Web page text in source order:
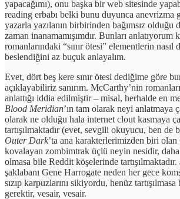
yapacağımı), onu başka bir web sitesinde
reading erbabı belki bunu duyunca anevrizma
yazarla yazılanın birbirinden bağımsız olduğu
zaman inanamamışımdır. Bunları anlatıyorum
romanlarındaki “sınır ötesi” elementlerin nasıl
beslendiğini az buçuk anlayalım.
Evet, dört beş kere sınır ötesi dediğime göre
açıklayabiliriz sanırım. McCarthy’nin
anlattığı iddia edilmiştir – misal, herhalde en
Blood Meridian’ın tam olarak neyi anlatmaya
olarak ne olduğu hala internet clout kasmaya
tartışılmaktadır (evet, sevgili okuyucu, ben de
Outer Dark’ta ana karakterlerimizden biri
kovalayan zombimtrak üçlü neyin nesidir,
olmasa bile Reddit köşelerinde tartışılmaktadır.
şaklabanı Gene Harrogate neden her gece
sızıp karpuzlarını sikiyordu, henüz tartışılmasa
gerektir, vesair, vesair.